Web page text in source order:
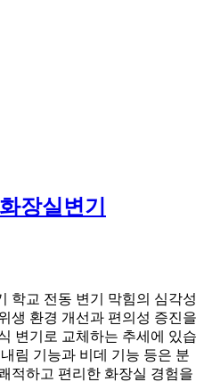
장실변기
학교 전동 변기 막힘의 심각성
생 환경 개선과 편의성 증진을
변기로 교체하는 추세에 있습
림 기능과 비데 기능 등은 분
적하고 편리한 화장실 경험을